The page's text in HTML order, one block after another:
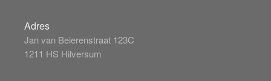
Adres
Jan van Beierenstraat 123C
1211 HS Hilversum